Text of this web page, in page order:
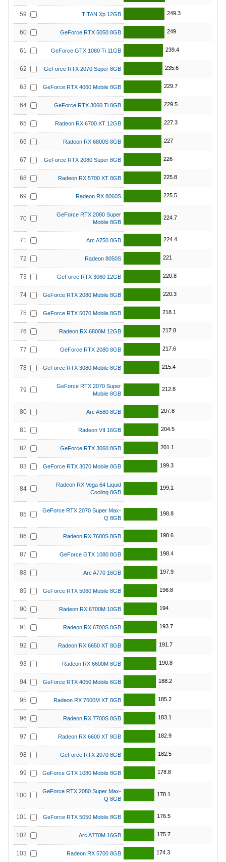
59 TITAN Xp 12GB 249.3
60 GeForce RTX 5050 8GB 249
61 GeForce GTX 1080 Ti 11GB 239.4
62 GeForce RTX 2070 Super 8GB 235.6
63 GeForce RTX 4060 Mobile 8GB 229.7
64 GeForce RTX 3060 Ti 8GB 229.5
65 Radeon RX 6700 XT 12GB 227.3
66 Radeon RX 6800S 8GB 227
67 GeForce RTX 2080 Super 8GB 226
68 Radeon RX 5700 XT 8GB 225.8
69 Radeon RX 8060S 225.5
70
GeForce RTX 2080 Super
Mobile 8GB
224.7
71 Arc A750 8GB 224.4
72 Radeon 8050S 221
73 GeForce RTX 3060 12GB 220.8
74 GeForce RTX 2080 Mobile 8GB 220.3
75 GeForce RTX 5070 Mobile 8GB 218.1
76 Radeon RX 6800M 12GB 217.8
77 GeForce RTX 2080 8GB 217.6
78 GeForce RTX 3080 Mobile 8GB 215.4
79
GeForce RTX 2070 Super
Mobile 8GB
212.8
80 Arc A580 8GB 207.8
81 Radeon VII 16GB 204.5
82 GeForce RTX 3060 8GB 201.1
83 GeForce RTX 3070 Mobile 8GB 199.3
84
Radeon RX Vega 64 Liquid
Cooling 8GB
199.1
85
GeForce RTX 2070 Super Max-
Q 8GB
198.8
86 Radeon RX 7600S 8GB 198.6
87 GeForce GTX 1080 8GB 198.4
88 Arc A770 16GB 197.9
89 GeForce RTX 5060 Mobile 8GB 196.8
90 Radeon RX 6700M 10GB 194
91 Radeon RX 6700S 8GB 193.7
92 Radeon RX 6650 XT 8GB 191.7
93 Radeon RX 6600M 8GB 190.8
94 GeForce RTX 4050 Mobile 6GB 188.2
95 Radeon RX 7600M XT 8GB 185.2
96 Radeon RX 7700S 8GB 183.1
97 Radeon RX 6600 XT 8GB 182.9
98 GeForce RTX 2070 8GB 182.5
99 GeForce GTX 1080 Mobile 8GB 178.8
100
GeForce RTX 2080 Super Max-
Q 8GB
178.1
101 GeForce RTX 5050 Mobile 8GB 176.5
102 Arc A770M 16GB 175.7
103 Radeon RX 5700 8GB 174.3